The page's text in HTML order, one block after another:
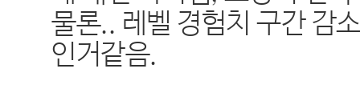
물론.. 레벨 경험치 구간 감
인거같음.